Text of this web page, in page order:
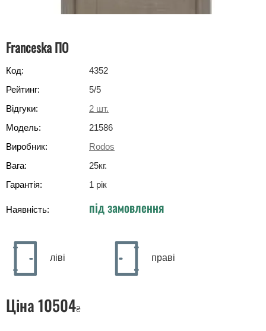
Franceska ПО
Код:
4352
Рейтинг:
5/5
Відгуки:
2 шт.
Модель:
21586
Виробник:
Rodos
Вага:
25кг.
Гарантія:
1 рік
Наявність: під замовлення
ліві праві
Ціна10504₴